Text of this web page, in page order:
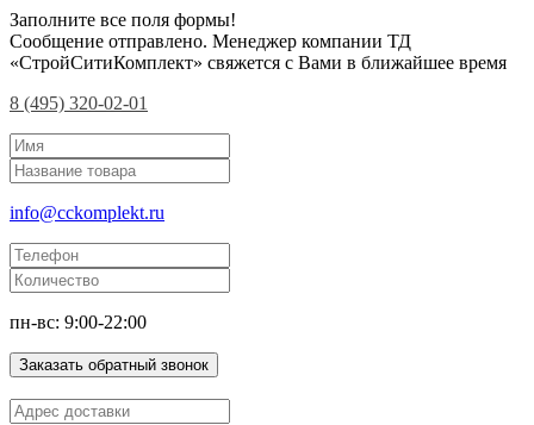
Заполните все поля формы!
Сообщение отправлено. Менеджер компании ТД
«СтройСитиКомплект» свяжется с Вами в ближайшее время
8 (495) 320-02-01
info@cckomplekt.ru
пн-вс: 9:00-22:00
Заказать обратный звонок